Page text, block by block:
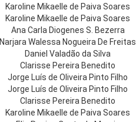
Karoline Mikaelle de Paiva Soares
Karoline Mikaelle de Paiva Soares
Ana Carla Diogenes S. Bezerra
Narjara Walessa Nogueira De Freitas
Daniel Valadão da Silva
Clarisse Pereira Benedito
Jorge Luís de Oliveira Pinto Filho
Jorge Luís de Oliveira Pinto Filho
Clarisse Pereira Benedito
Karoline Mikaelle de Paiva Soares